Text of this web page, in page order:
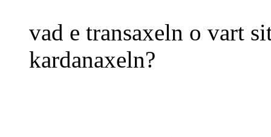
vad e transaxeln o vart
kardanaxeln?